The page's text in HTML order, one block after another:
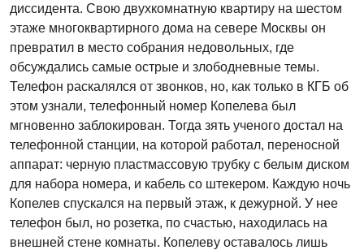
диссидента. Свою двухкомнатную квартиру на шестом
этаже многоквартирного дома на севере Москвы он
превратил в место собрания недовольных, где
обсуждались самые острые и злободневные темы.
Телефон раскалялся от звонков, но, как только в КГБ об
этом узнали, телефонный номер Копелева был
мгновенно заблокирован. Тогда зять ученого достал на
телефонной станции, на которой работал, переносной
аппарат: черную пластмассовую трубку с белым диском
для набора номера, и кабель со штекером. Каждую ночь
Копелев спускался на первый этаж, к дежурной. У нее
телефон был, но розетка, по счастью, находилась на
внешней стене комнаты. Копелеву оставалось лишь